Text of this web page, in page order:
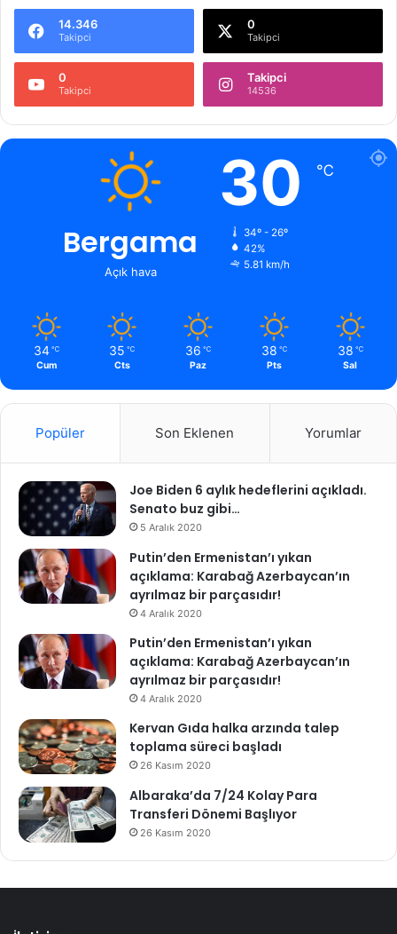
14.346
Takipci
0
Takipci
0
Takipci
Takipci
14536
Bergama
Açık hava
30 ℃
34º - 26º
42%
5.81 km/h
34 ℃
Cum
35 ℃
Cts
36 ℃
Paz
38 ℃
Pts
38 ℃
Sal
Popüler Son Eklenen Yorumlar
Joe Biden 6 aylık hedeflerini açıkladı.
Senato buz gibi…
5 Aralık 2020
Putin’den Ermenistan’ı yıkan
açıklama: Karabağ Azerbaycan’ın
ayrılmaz bir parçasıdır!
4 Aralık 2020
Putin’den Ermenistan’ı yıkan
açıklama: Karabağ Azerbaycan’ın
ayrılmaz bir parçasıdır!
4 Aralık 2020
Kervan Gıda halka arzında talep
toplama süreci başladı
26 Kasım 2020
Albaraka’da 7/24 Kolay Para
Transferi Dönemi Başlıyor
26 Kasım 2020